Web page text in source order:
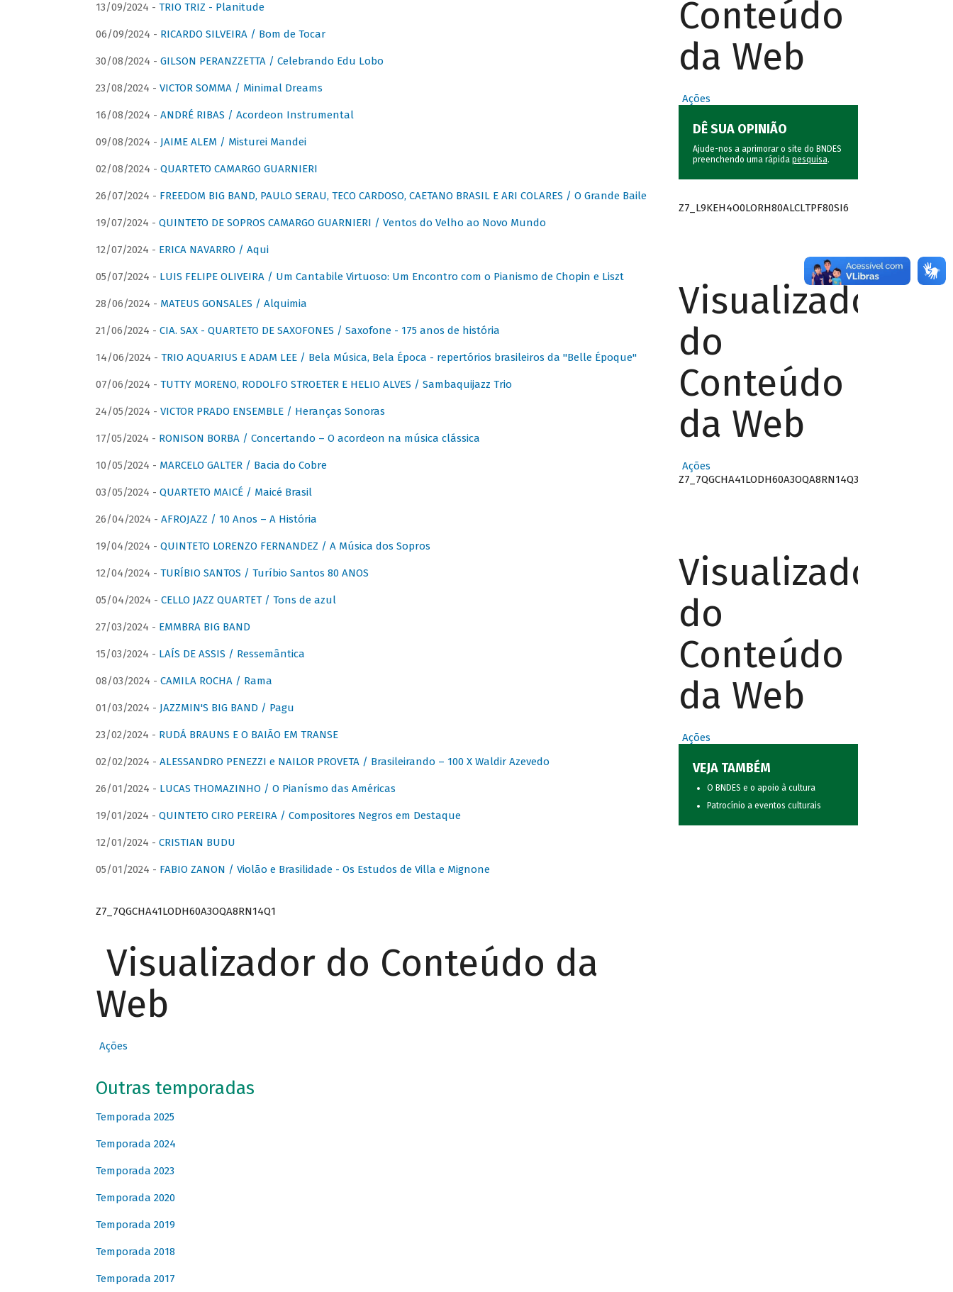
13/09/2024 - TRIO TRIZ - Planitude
06/09/2024 - RICARDO SILVEIRA / Bom de Tocar
30/08/2024 - GILSON PERANZZETTA / Celebrando Edu Lobo
23/08/2024 - VICTOR SOMMA / Minimal Dreams
16/08/2024 - ANDRÉ RIBAS / Acordeon Instrumental
09/08/2024 - JAIME ALEM / Misturei Mandei
02/08/2024 - QUARTETO CAMARGO GUARNIERI
26/07/2024 - FREEDOM BIG BAND, PAULO SERAU, TECO CARDOSO, CAETANO BRASIL E ARI COLARES / O Grande Baile
19/07/2024 - QUINTETO DE SOPROS CAMARGO GUARNIERI / Ventos do Velho ao Novo Mundo
12/07/2024 - ERICA NAVARRO / Aqui
05/07/2024 - LUIS FELIPE OLIVEIRA / Um Cantabile Virtuoso: Um Encontro com o Pianismo de Chopin e Liszt
28/06/2024 - MATEUS GONSALES / Alquimia
21/06/2024 - CIA. SAX - QUARTETO DE SAXOFONES / Saxofone - 175 anos de história
14/06/2024 - TRIO AQUARIUS E ADAM LEE / Bela Música, Bela Época - repertórios brasileiros da "Belle Époque"
07/06/2024 - TUTTY MORENO, RODOLFO STROETER E HELIO ALVES / Sambaquijazz Trio
24/05/2024 - VICTOR PRADO ENSEMBLE / Heranças Sonoras
17/05/2024 - RONISON BORBA / Concertando – O acordeon na música clássica
10/05/2024 - MARCELO GALTER / Bacia do Cobre
03/05/2024 - QUARTETO MAICÉ / Maicé Brasil
26/04/2024 - AFROJAZZ / 10 Anos – A História
19/04/2024 - QUINTETO LORENZO FERNANDEZ / A Música dos Sopros
12/04/2024 - TURÍBIO SANTOS / Turíbio Santos 80 ANOS
05/04/2024 - CELLO JAZZ QUARTET / Tons de azul
27/03/2024 - EMMBRA BIG BAND
15/03/2024 - LAÍS DE ASSIS / Ressemântica
08/03/2024 - CAMILA ROCHA / Rama
01/03/2024 - JAZZMIN'S BIG BAND / Pagu
23/02/2024 - RUDÁ BRAUNS E O BAIÃO EM TRANSE
02/02/2024 - ALESSANDRO PENEZZI e NAILOR PROVETA / Brasileirando – 100 X Waldir Azevedo
26/01/2024 - LUCAS THOMAZINHO / O Pianísmo das Américas
19/01/2024 - QUINTETO CIRO PEREIRA / Compositores Negros em Destaque
12/01/2024 - CRISTIAN BUDU
05/01/2024 - FABIO ZANON / Violão e Brasilidade - Os Estudos de Villa e Mignone
Z7_7QGCHA41LODH60A3OQA8RN14Q1
Visualizador do Conteúdo da
Web
Ações
Outras temporadas
Temporada 2025
Temporada 2024
Temporada 2023
Temporada 2020
Temporada 2019
Temporada 2018
Temporada 2017
Conteúdo
da Web
Ações
DÊ SUA OPINIÃO
Ajude-nos a aprimorar o site do BNDES
preenchendo uma rápida pesquisa.
Z7_L9KEH4O0LORH80ALCLTPF80SI6
Visualizador
do
Conteúdo
da Web
Ações
Z7_7QGCHA41LODH60A3OQA8RN14Q3
Visualizador
do
Conteúdo
da Web
Ações
VEJA TAMBÉM
O BNDES e o apoio à cultura
Patrocínio a eventos culturais